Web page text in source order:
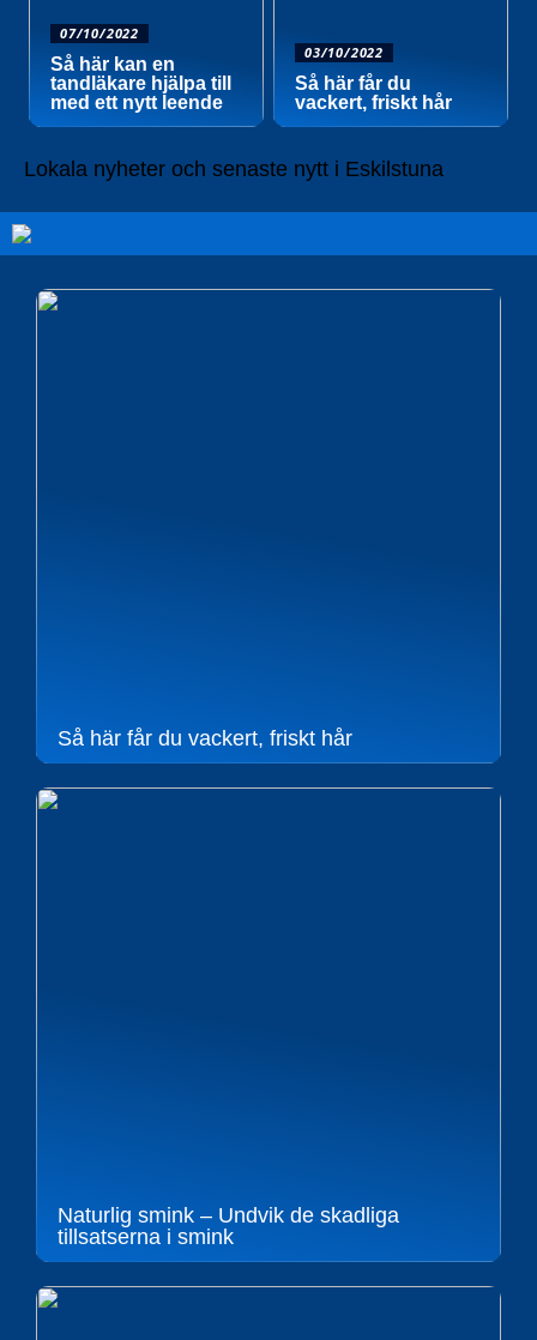
07/10/2022
Så här kan en
tandläkare hjälpa till
med ett nytt leende
03/10/2022
Så här får du
vackert, friskt hår
Lokala nyheter och senaste nytt i Eskilstuna
Så här får du vackert, friskt hår
Naturlig smink – Undvik de skadliga
tillsatserna i smink